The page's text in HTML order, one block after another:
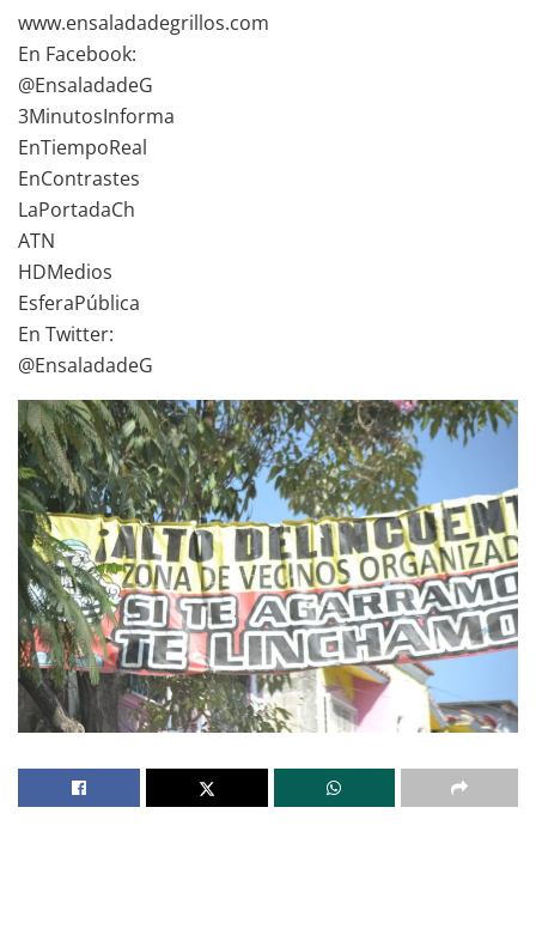
www.ensaladadegrillos.com
En Facebook:
@EnsaladadeG
3MinutosInforma
EnTiempoReal
EnContrastes
LaPortadaCh
ATN
HDMedios
EsferaPública
En Twitter:
@EnsaladadeG